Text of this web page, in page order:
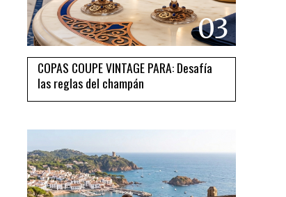
03
COPAS COUPE VINTAGE PARA: Desafía
las reglas del champán